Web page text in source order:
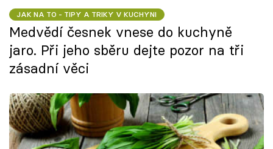
JAK NA TO - TIPY A TRIKY V KUCHYNI
Medvědí česnek vnese do kuchyně
jaro. Při jeho sběru dejte pozor na tři
zásadní věci